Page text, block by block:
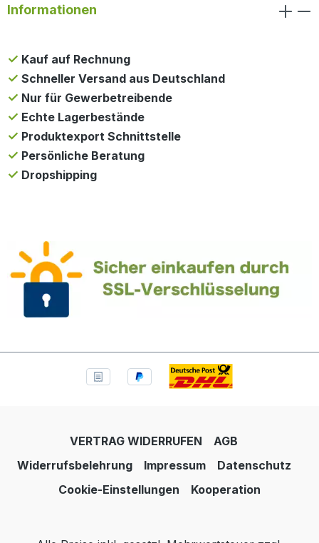
Informationen
Kauf auf Rechnung
Schneller Versand aus Deutschland
Nur für Gewerbetreibende
Echte Lagerbestände
Produktexport Schnittstelle
Persönliche Beratung
Dropshipping
VERTRAG WIDERRUFEN
AGB
Widerrufsbelehrung
Impressum
Datenschutz
Cookie-Einstellungen
Kooperation